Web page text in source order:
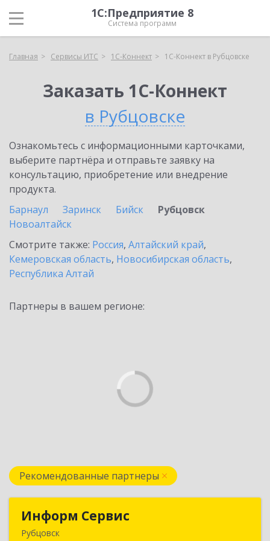
1С:Предприятие 8
Система программ
Главная Сервисы ИТС 1С-Коннект 1С-Коннект в Рубцовске
Заказать 1С-Коннект
в Рубцовске
Ознакомьтесь с информационными карточками,
выберите партнёра и отправьте заявку на
консультацию, приобретение или внедрение
продукта.
Барнаул
Заринск Бийск
Рубцовск
Новоалтайск
Смотрите также: Россия, Алтайский край,
Кемеровская область, Новосибирская область,
Республика Алтай
Партнеры в вашем регионе:
Рекомендованные партнеры
Информ Сервис
Рубцовск